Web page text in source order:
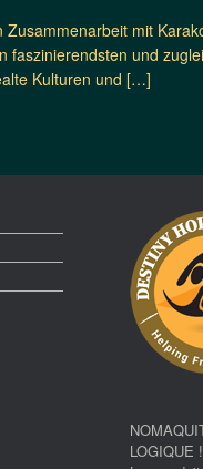
Zusammenarbeit mit
faszinierendsten und
Kulturen und […]
LOGIQUE !